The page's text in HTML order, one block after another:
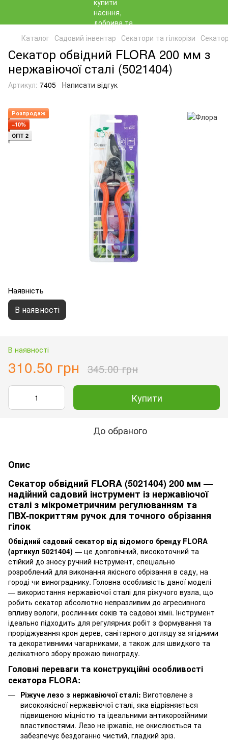
Каталог Садовий інвентар Секатори та гілкорізи
Секатор обвідний FLORA 200 мм з
нержавіючої сталі (5021404)
Артикул: 7405 Написати відгук
Розпродаж
−10%
ОПТ 2
Наявність
В наявності
В наявності
310.50 грн 345.00 грн
Купити
До обраного
Опис
Секатор обвідний FLORA (5021404) 200 мм —
надійний садовий інструмент із нержавіючої
сталі з мікрометричним регулюванням та
ПВХ-покриттям ручок для точного обрізання
гілок
Обвідний садовий секатор від відомого бренду FLORA
(артикул 5021404) — це довговічний, високоточний та
стійкий до зносу ручний інструмент, спеціально
розроблений для виконання якісного обрізання в саду, на
городі чи винограднику. Головна особливість даної моделі
— використання нержавіючої сталі для ріжучого вузла, що
робить секатор абсолютно невразливим до агресивного
впливу вологи, рослинних соків та садової хімії. Інструмент
ідеально підходить для регулярних робіт з формування та
проріджування крон дерев, санітарного догляду за ягідними
та декоративними чагарниками, а також для швидкого та
делікатного збору врожаю винограду.
Головні переваги та конструкційні особливості
секатора FLORA:
Ріжуче лезо з нержавіючої сталі: Виготовлене з
високоякісної нержавіючої сталі, яка відрізняється
підвищеною міцністю та ідеальними антикорозійними
властивостями. Лезо не іржавіє, не окислюється та
забезпечує бездоганно чистий, гладкий зріз.